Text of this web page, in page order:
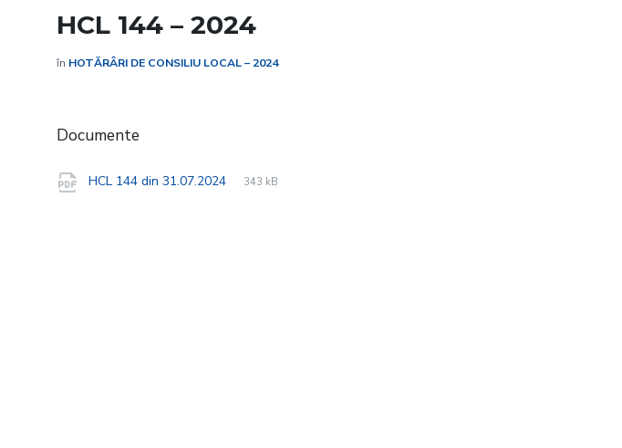
HCL 144 – 2024
în HOTĂRÂRI DE CONSILIU LOCAL – 2024
Documente
HCL 144 din 31.07.2024
File
pdf
File
343 kB